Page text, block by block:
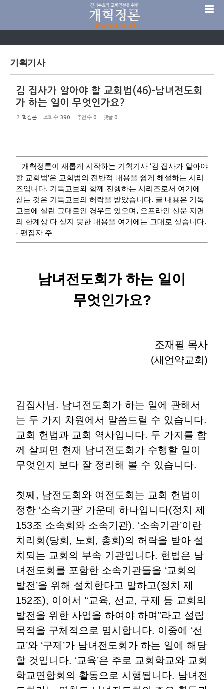
기획기사
김 집사가 알아야 할 교회법(46)-남녀전도회
가 하는 일이 무엇인가요?
개혁정론 조회 수 390 추천 수 0 댓글 0
개혁정론이 새롭게 시작하는 기획기사 ‘김 집사가 알아야
할 교회법’은 교회법의 전반적 내용을 쉽게 해설하는 시리
즈입니다. 기독교보와 함께 진행하는 시리즈로서 여기에
싣는 것은 기독교보의 허락을 받았습니다. 글 내용은 기독
교보에 실린 그대로인 경우도 있으며, 오프라인 신문 지면
의 한계상 다 싣지 못한 내용을 여기에는 그대로 싣습니다.
- 편집자 주
남녀전도회가 하는 일이
무엇인가요?
조재필 목사
(새언약교회 )
김집사님. 남녀전도회가 하는 일에 관해서
는 두 가지 차원에서 말씀드릴 수 있습니다.
교회 헌법과 교회 역사입니다. 두 가지를 함
께 살피면 현재 남녀전도회가 수행할 일이
무엇인지 보다 잘 정리해 볼 수 있습니다.
첫째 , 남전도회와 여전도회는 교회 헌법이
정한 ‘소속기관’ 가운데 하나입니다(정치 제
153조 소속회와 소속기관). ‘소속기관’이란
치리회 (당회 , 노회 , 총회 )의 허락을 받아 설
치되는 교회의 부속 기관입니다. 헌법은 남
녀전도회를 포함한 소속기관들을 ‘교회의
발전’을 위해 설치한다고 말하고(정치 제
152조), 이어서 “교육, 선교, 구제 등 교회의
발전을 위한 사업을 하여야 하며”라고 설립
목적을 구체적으로 명시합니다. 이중에 ‘선
교’와 ‘구제 ’가 남녀전도회가 하는 일에 해당
할 것입니다. ‘교육’은 주로 교회학교와 교회
학교연합회의 활동으로 시행됩니다. 남녀전
Sketchbook5, 스케치북5
Sketchbook5, 스케치북5